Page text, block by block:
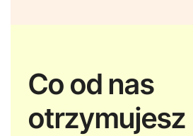
Co od nas
otrzymujesz